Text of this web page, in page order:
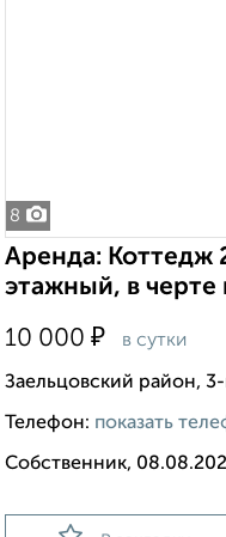
8
Аренда: Коттедж
этажный, в черте
10 000 ₽ в сутки
Заельцовский район,
Телефон: показать
Собственник,